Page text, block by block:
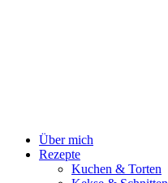
Über mich
Rezepte
Kuchen & Torten